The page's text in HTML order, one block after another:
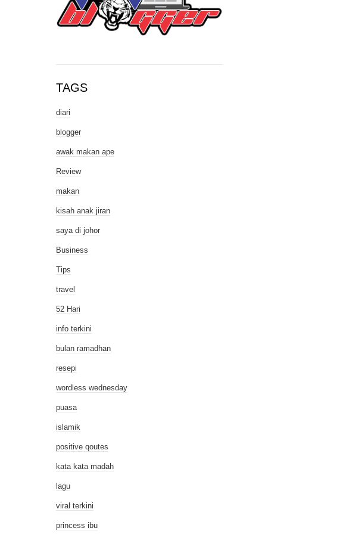
TAGS
diari
blogger
awak makan ape
Review
makan
kisah anak jiran
saya di johor
Business
Tips
travel
52 Hari
info terkini
bulan ramadhan
resepi
wordless wednesday
puasa
islamik
positive qoutes
kata kata madah
lagu
viral terkini
princess ibu